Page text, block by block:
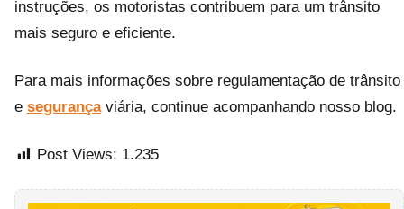
instruções, os motoristas contribuem para um trânsito
mais seguro e eficiente.
Para mais informações sobre regulamentação de trânsito
e segurançaviária, continue acompanhando nosso blog.
Post Views: 1.235